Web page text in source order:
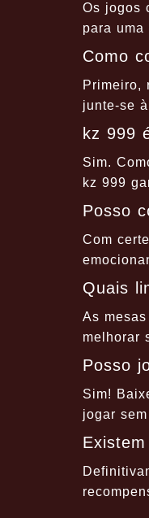
Os jogos
para uma
Como
Primeiro,
junte-se
kz 999
Sim.
kz 999
Posso
Com
Quais
As
melhorar
Posso
Sim!
jogar